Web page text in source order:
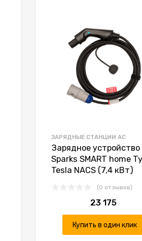
ЗАРЯДНЫЕ СТАНЦИИ AC
Зарядное устройство
Sparks SMART home
Tesla NACS (7,4 кВт)
(0 отзывов)
23 175
Купить в один клик